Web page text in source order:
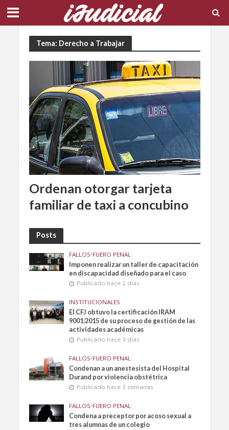
Tema: Derecho a Trabajar
Ordenan otorgar tarjeta
familiar de taxi a concubino
Posts
FALLOS•FUERO PENAL
Imponen realizar un taller de capacitación
en discapacidad diseñado para el caso
Publicado hace 2 días
INSTITUCIONALES
El CFJ obtuvo la certificación IRAM
9001:2015 de su proceso de gestión de las
actividades académicas
Publicado hace 3 días
FALLOS•FUERO PENAL
Condenan a un anestesista del Hospital
Durand por violencia obstétrica
Publicado hace 3 semanas
FALLOS•FUERO PENAL
Condena a preceptor por acoso sexual a
tres alumnas de un colegio